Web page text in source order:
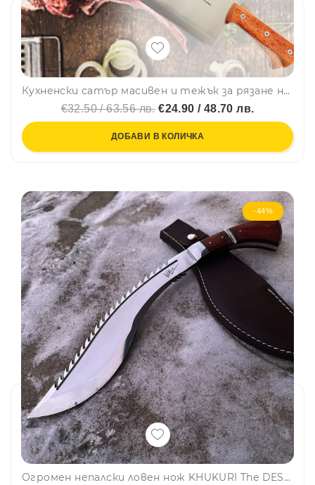
Кухненски сатър масивен и тежък за рязане на месо и кости SC-3
€32.50 / 63.56 лв.€24.90 / 48.70 лв.
ДОБАВИ В КОЛИЧКА
-44%
Огромен непалски ловен нож KHUKURI The DESTRPYER, стомана 420 фултанг, тегло 879 гр., кожена кания